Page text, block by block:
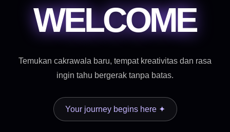
WELCOME
Temukan cakrawala baru, tempat kreativitas dan rasa
ingin tahu bergerak tanpa batas.
Your journey begins here ✦